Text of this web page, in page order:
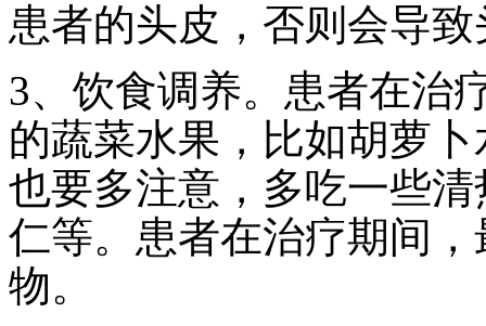
患者的头皮，否则会导
3、饮食调养。患者在治
的蔬菜水果，比如胡萝
也要多注意，多吃一些
仁等。患者在治疗期间
物。